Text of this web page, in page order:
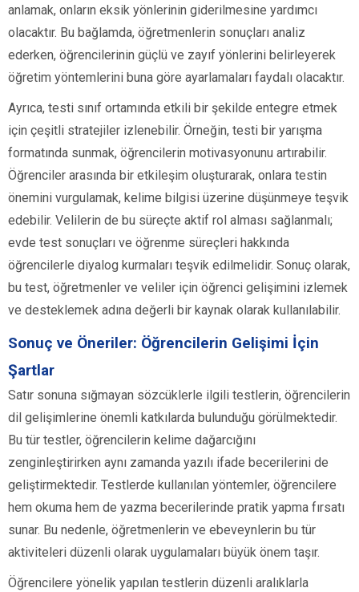
anlamak, onların eksik yönlerinin giderilmesine yardımcı
olacaktır. Bu bağlamda, öğretmenlerin sonuçları analiz
ederken, öğrencilerinin güçlü ve zayıf yönlerini belirleyerek
öğretim yöntemlerini buna göre ayarlamaları faydalı olacaktır.
Ayrıca, testi sınıf ortamında etkili bir şekilde entegre etmek
için çeşitli stratejiler izlenebilir. Örneğin, testi bir yarışma
formatında sunmak, öğrencilerin motivasyonunu artırabilir.
Öğrenciler arasında bir etkileşim oluşturarak, onlara testin
önemini vurgulamak, kelime bilgisi üzerine düşünmeye teşvik
edebilir. Velilerin de bu süreçte aktif rol alması sağlanmalı;
evde test sonuçları ve öğrenme süreçleri hakkında
öğrencilerle diyalog kurmaları teşvik edilmelidir. Sonuç olarak,
bu test, öğretmenler ve veliler için öğrenci gelişimini izlemek
ve desteklemek adına değerli bir kaynak olarak kullanılabilir.
Sonuç ve Öneriler: Öğrencilerin Gelişimi İçin
Şartlar
Satır sonuna sığmayan sözcüklerle ilgili testlerin, öğrencilerin
dil gelişimlerine önemli katkılarda bulunduğu görülmektedir.
Bu tür testler, öğrencilerin kelime dağarcığını
zenginleştirirken aynı zamanda yazılı ifade becerilerini de
geliştirmektedir. Testlerde kullanılan yöntemler, öğrencilere
hem okuma hem de yazma becerilerinde pratik yapma fırsatı
sunar. Bu nedenle, öğretmenlerin ve ebeveynlerin bu tür
aktiviteleri düzenli olarak uygulamaları büyük önem taşır.
Öğrencilere yönelik yapılan testlerin düzenli aralıklarla